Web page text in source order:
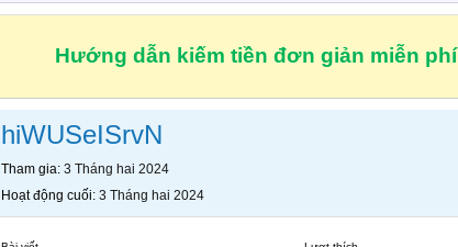
Hướng dẫn kiếm tiền đơn giản miễn phí
hiWUSeISrvN
Tham gia 3 Tháng hai 2024
Hoạt động cuối 3 Tháng hai 2024